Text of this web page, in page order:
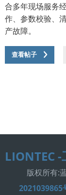
查看帖子
合多年现场服务
作、参数校验、
产故障。
查看帖子
LIONTEC
版权所有:
2021039865